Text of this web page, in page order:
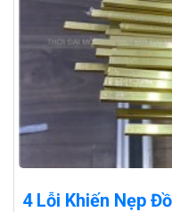
4 Lỗi Khiến Nẹp